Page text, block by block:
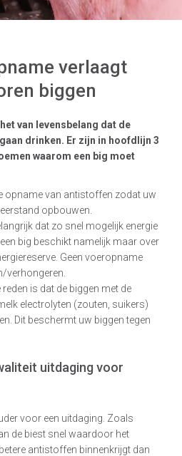
verlaagt
biggen
van levensbelang dat de
drinken. Er zijn in hoofdlijn 3
waarom een big moet
opname van antistoffen zodat uw
opbouwen.
dat zo snel mogelijk energie
big beschikt namelijk maar over
Geen voeropname
verhongeren.
reden is dat de biggen met de
electrolyten (zouten, suikers)
Dit beschermt uw biggen tegen
uitdaging voor
voor een uitdaging. Zoals
de biest snel waardoor het
antistoffen binnenkrijgt dan